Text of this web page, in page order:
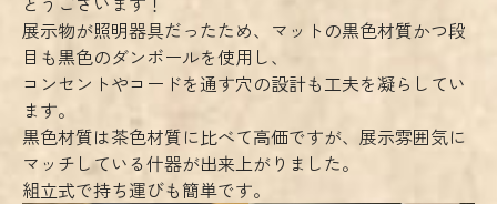
展示物が照明器具だったため、マットの黒色材質かつ段
目も黒色のダンボールを使用し、
コンセントやコードを通す穴の設計も工夫を凝らしてい
ます。
黒色材質は茶色材質に比べて高価ですが、展示雰囲気に
マッチしている什器が出来上がりました。
組立式で持ち運びも簡単です。